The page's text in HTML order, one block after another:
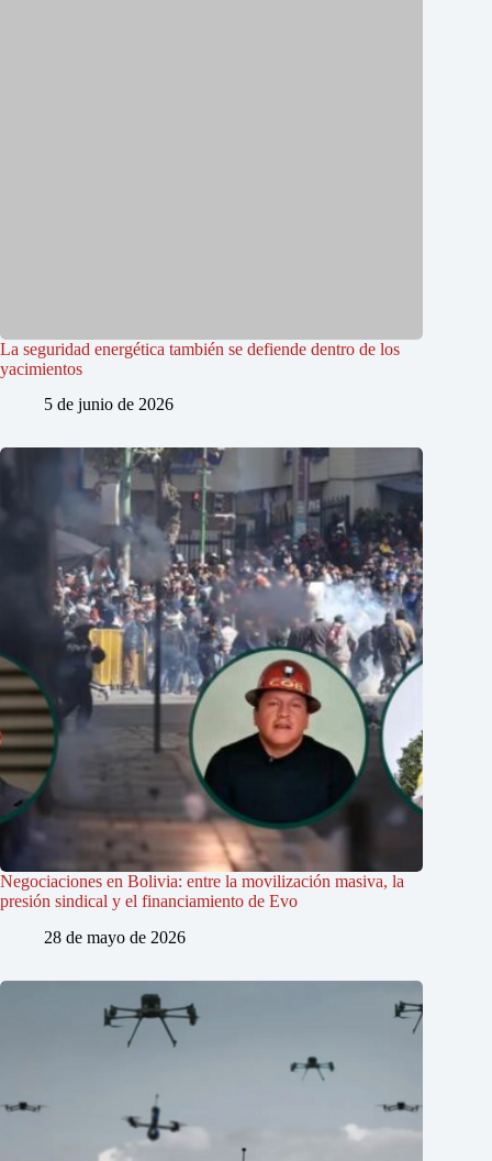
La seguridad energética también se defiende dentro de los
yacimientos
5 de junio de 2026
Negociaciones en Bolivia: entre la movilización masiva, la
presión sindical y el financiamiento de Evo
28 de mayo de 2026